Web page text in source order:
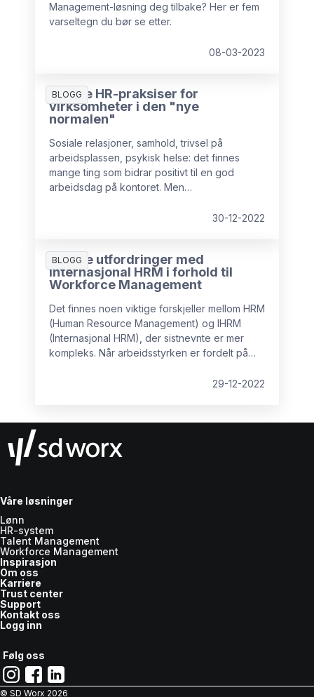
Management-løsning deg tilbake? Her er fem
varseltegn du bør se etter.
08-03-2023
BLOGG
5 gode HR-praksiser for
virksomheter i den "nye
normalen"
Sosiale relasjoner, samhold, trivsel på
arbeidsplassen, psykisk helse: det finnes
mange ting som bidrar positivt til en god
arbeidsdag på kontoret. Men
det nødvendig med justeringer som fremmer
30-12-2022
BLOGG
Viktige utfordringer med
Internasjonal HRM i forhold til
Workforce Management
Det finnes noen viktige forskjeller mellom HRM
(Human Resource Management) og IHRM
(Internasjonal HRM), der sistnevnte er mer
kompleks. Når arbeidsstyrken er fordelt på
annen kontekst, stilles det ytterligere krav til
måte.
29-12-2022
Våre løsninger
Lønn
HR-system
Talent Management
Workforce Management
Inspirasjon
Om oss
Karriere
Trust center
Support
Kontakt oss
Logg inn
Følg oss
© SD Worx 2026